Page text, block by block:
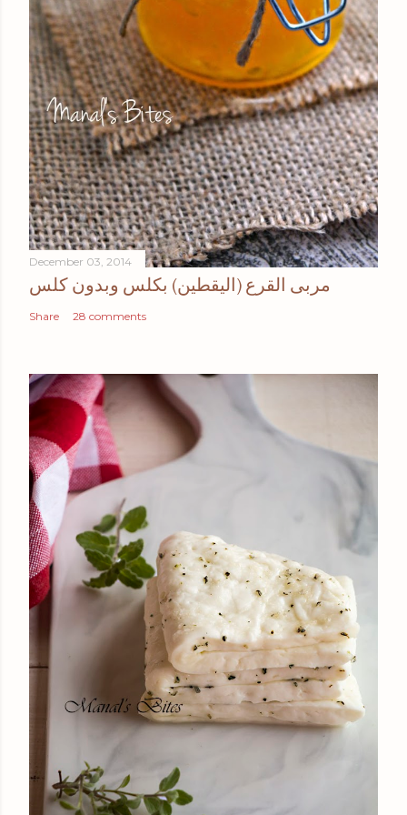
December 03, 2014
مربى القرع (اليقطين) بكلس وبدون كلس
Share 28 comments